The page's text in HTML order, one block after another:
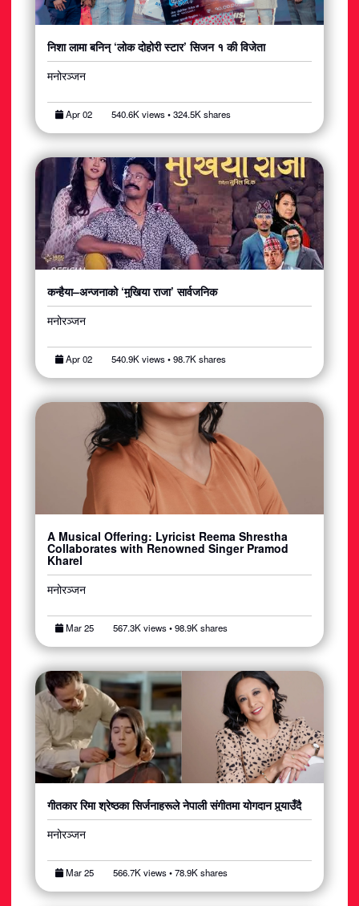
निशा लामा बनिन् ‘लोक दोहोरी स्टार’ सिजन १ की विजेता
मनोरञ्जन
Apr 02 540.6K views • 324.5K shares
कन्हैया–अन्जनाको ‘मुखिया राजा’ सार्वजनिक
मनोरञ्जन
Apr 02 540.9K views • 98.7K shares
A Musical Offering: Lyricist Reema Shrestha
Collaborates with Renowned Singer Pramod
Kharel
मनोरञ्जन
Mar 25 567.3K views • 98.9K shares
गीतकार रिमा श्रेष्ठका सिर्जनाहरूले नेपाली संगीतमा योगदान पुर्‍याउँदै
मनोरञ्जन
Mar 25 566.7K views • 78.9K shares